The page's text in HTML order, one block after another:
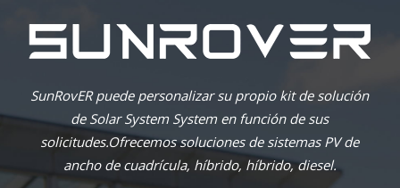
SunRovER puede personalizar su propio kit de solución
de Solar System System en función de sus
solicitudes.Ofrecemos soluciones de sistemas PV de
ancho de cuadrícula, híbrido, híbrido, diesel.